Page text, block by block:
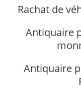
Rachat de
Antiquaire
Antiquaire